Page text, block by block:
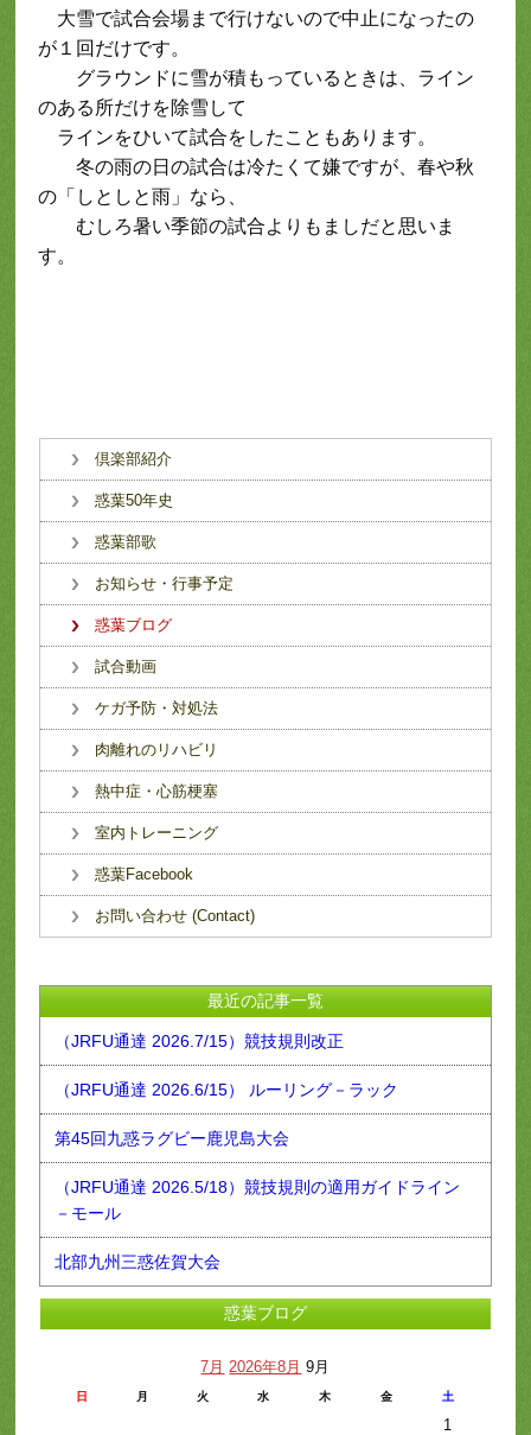
大雪で試合会場まで行けないので中止になったの
が１回だけです。
グラウンドに雪が積もっているときは、ライン
のある所だけを除雪して
ラインをひいて試合をしたこともあります。
冬の雨の日の試合は冷たくて嫌ですが、春や秋
の「しとしと雨」なら、
むしろ暑い季節の試合よりもましだと思いま
す。
倶楽部紹介
惑葉50年史
惑葉部歌
お知らせ・行事予定
惑葉ブログ
試合動画
ケガ予防・対処法
肉離れのリハビリ
熱中症・心筋梗塞
室内トレーニング
惑葉Facebook
お問い合わせ (Contact)
最近の記事一覧
（JRFU通達 2026.7/15）競技規則改正
（JRFU通達 2026.6/15） ルーリング－ラック
第45回九惑ラグビー鹿児島大会
（JRFU通達 2026.5/18）競技規則の適用ガイドライン
－モール
北部九州三惑佐賀大会
惑葉ブログ
7月 2026年8月 9月
日 月 火 水 木 金 土
1